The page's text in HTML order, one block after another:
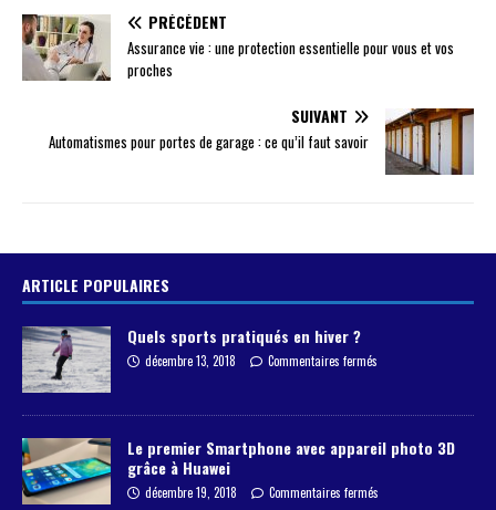
PRÉCÉDENT
Assurance vie : une protection essentielle pour vous et vos
proches
SUIVANT
Automatismes pour portes de garage : ce qu’il faut savoir
ARTICLE POPULAIRES
Quels sports pratiqués en hiver ?
décembre 13, 2018 Commentaires fermés
Le premier Smartphone avec appareil photo 3D
grâce à Huawei
décembre 19, 2018 Commentaires fermés